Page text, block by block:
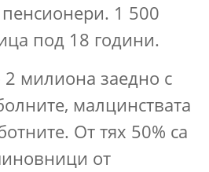
1 500
под 18 години.
2 милиона заедно с
малцинствата
От тях 50% са
от